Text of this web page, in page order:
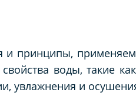
и принципы,
воды, такие
увлажнения и